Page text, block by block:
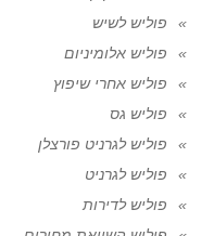
פוליש לשיש
פוליש אלומיניום
פוליש אחרי שיפוץ
פוליש גס
פוליש לגרניט פורצלן
פוליש לגרניט
פוליש לדירות